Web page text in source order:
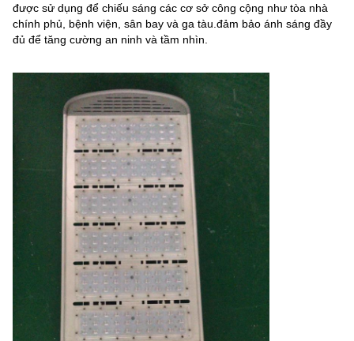
được sử dụng để chiếu sáng các cơ sở công cộng như tòa nhà
chính phủ, bệnh viện, sân bay và ga tàu.đảm bảo ánh sáng đầy
đủ để tăng cường an ninh và tầm nhìn.